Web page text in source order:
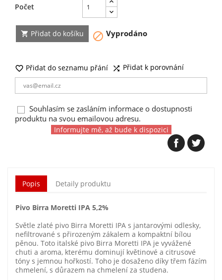
Počet
 Přidat do košíku  Vyprodáno
 Přidat do seznamu přání  Přidat k porovnání
Souhlasím se zasláním informace o dostupnosti
produktu na svou emailovou adresu.
Informujte mě, až bude k dispozici
Popis Detaily produktu
Pivo Birra Moretti IPA 5,2%
Světle zlaté pivo Birra Moretti IPA s jantarovými odlesky,
nefiltrované s přirozeným zákalem a kompaktní bílou
pěnou. Toto italské pivo Birra Moretti IPA je vyvážené
chuti a aroma, kterému dominují květinové a citrusové
tóny s jemnou hořkostí. Toho je dosaženo díky třem fázím
chmelení, s důrazem na chmelení za studena.